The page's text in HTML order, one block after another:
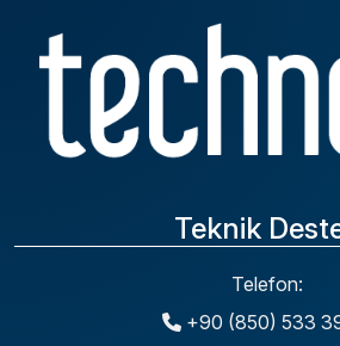
Teknik
Telefon:
+90 (850) 533